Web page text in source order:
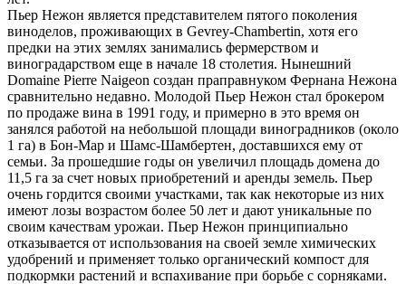
Пьер Нежон является представителем пятого поколения
виноделов, проживающих в Gevrey-Chambertin, хотя его
предки на этих землях занимались фермерством и
виноградарством еще в начале 18 столетия. Нынешний
Domaine Pierre Naigeon создан праправнуком Фернана Нежона
сравнительно недавно. Молодой Пьер Нежон стал брокером
по продаже вина в 1991 году, и примерно в это время он
занялся работой на небольшой площади виноградников (около
1 га) в Бон-Мар и Шамс-Шамбертен, доставшихся ему от
семьи. За прошедшие годы он увеличил площадь домена до
11,5 га за счет новых приобретений и аренды земель. Пьер
очень гордится своими участками, так как некоторые из них
имеют лозы возрастом более 50 лет и дают уникальные по
своим качествам урожаи. Пьер Нежон принципиально
отказывается от использования на своей земле химических
удобрений и применяет только органический компост для
подкормки растений и вспахивание при борьбе с сорняками.